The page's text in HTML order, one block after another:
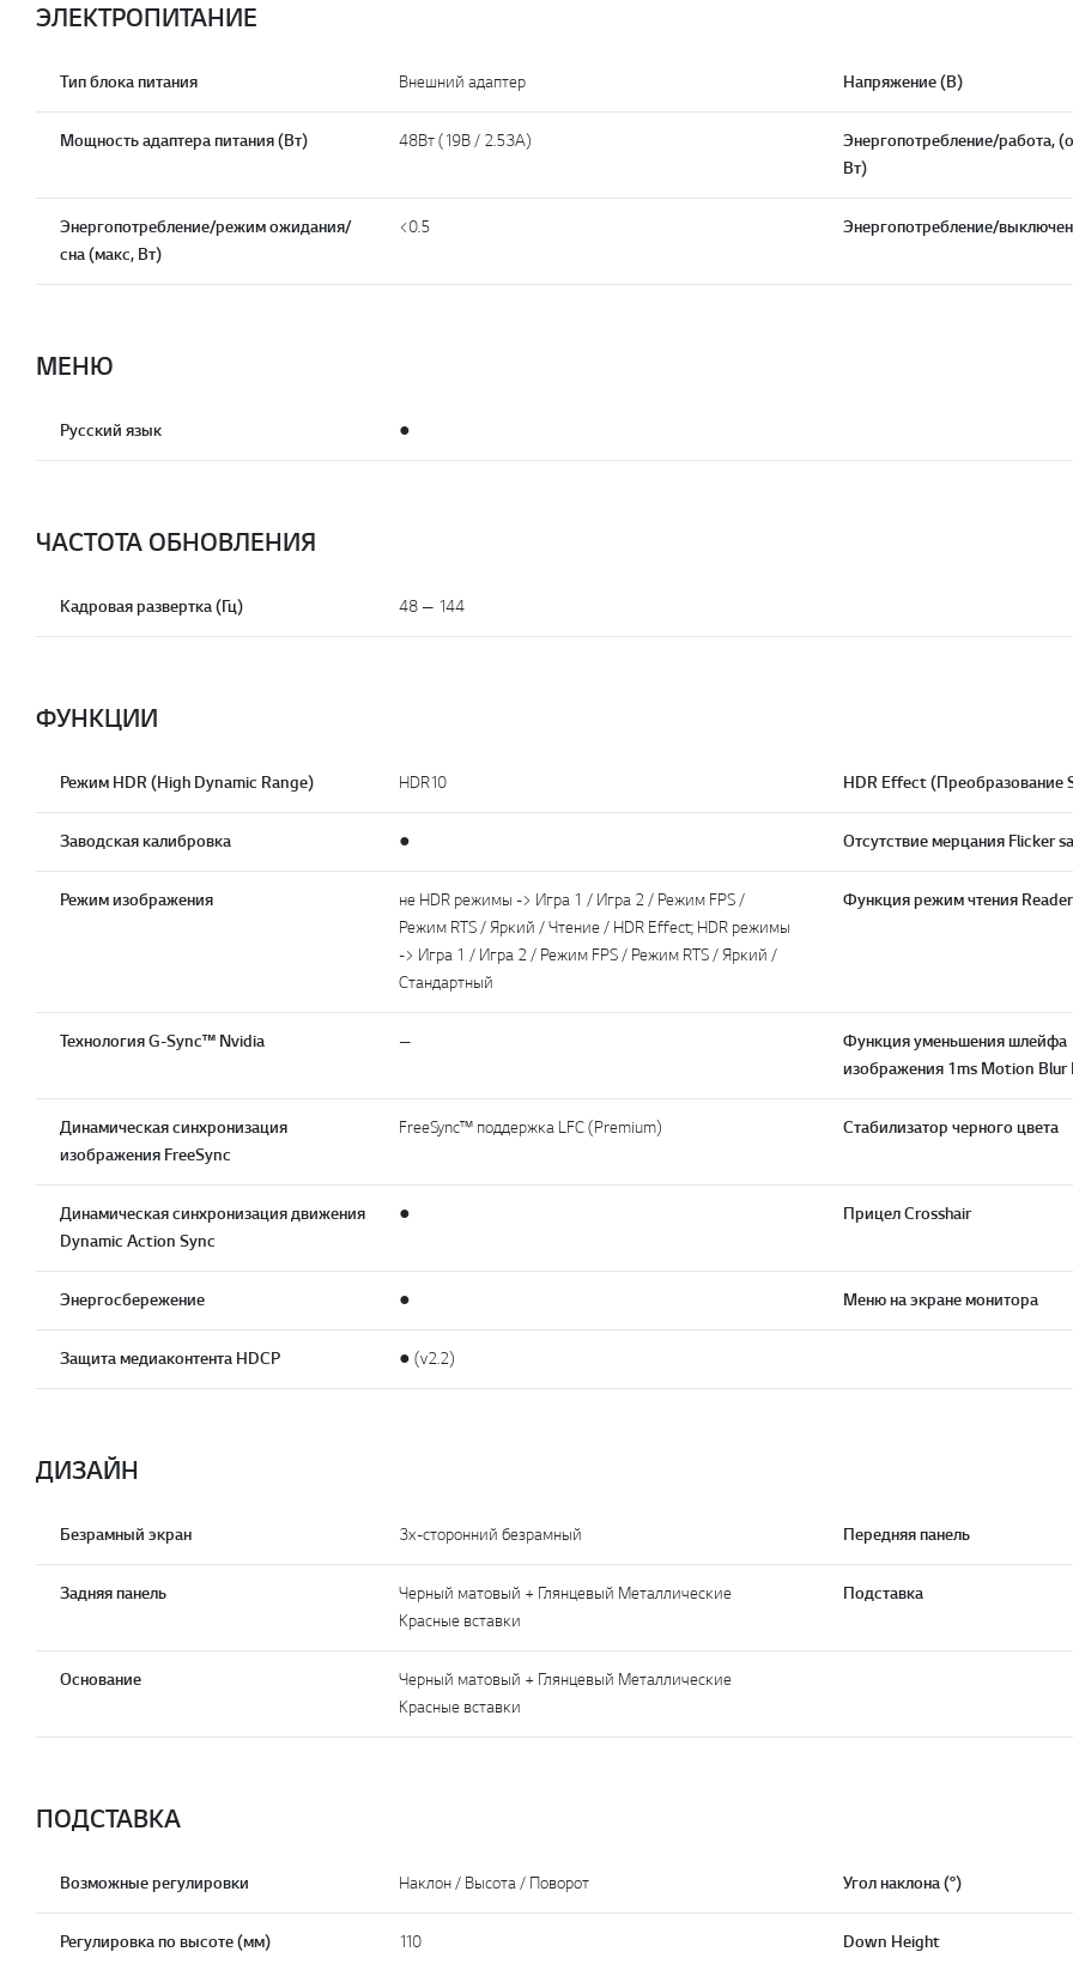
ЭЛЕКТРОПИТАНИЕ
Тип блока питания Внешний адаптер Напряжение (В)
Мощность адаптера питания (Вт) 48Вт (19В / 2.53А)
Энергопотребление/работа,
Вт)
Энергопотребление/режим ожидания/
сна (макс, Вт)
<0.5 Энергопотребление/
МЕНЮ
Русский язык ●
ЧАСТОТА ОБНОВЛЕНИЯ
Кадровая развертка (Гц) 48 — 144
ФУНКЦИИ
Режим HDR (High Dynamic Range) HDR10 HDR Effect (Преобразование
Заводская калибровка ● Отсутствие мерцания Flicker
Режим изображения
не HDR режимы -> Игра 1 / Игра 2 / Режим FPS /
Режим RTS / Яркий / Чтение / HDR Effect; HDR режимы
-> Игра 1 / Игра 2 / Режим FPS / Режим RTS / Яркий /
Стандартный
Функция режим чтения
Технология G-Sync™ Nvidia —
Функция уменьшения шлейфа
изображения 1ms Motion Blur
Динамическая синхронизация
изображения FreeSync
FreeSync™ поддержка LFC (Premium) Стабилизатор черного цвета
Динамическая синхронизация движения
Dynamic Action Sync
● Прицел Crosshair
Энергосбережение ● Меню на экране монитора
Защита медиаконтента HDCP ● (v2.2)
ДИЗАЙН
Безрамный экран 3х-сторонний безрамный Передняя панель
Задняя панель
Черный матовый + Глянцевый Металлические
Красные вставки
Подставка
Основание
Черный матовый + Глянцевый Металлические
Красные вставки
ПОДСТАВКА
Возможные регулировки Наклон / Высота / Поворот Угол наклона (°)
Регулировка по высоте (мм) 110 Down Height